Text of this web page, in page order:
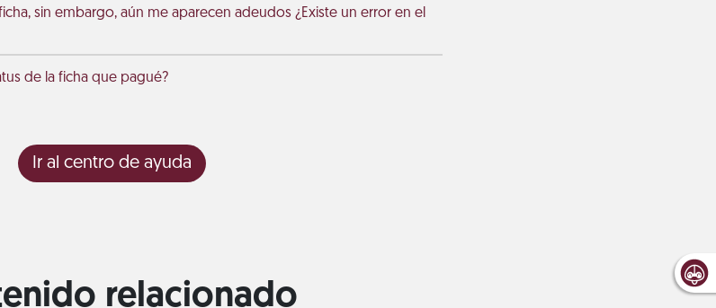
sin embargo, aún me aparecen adeudos ¿Existe un error en el
de la ficha que pagué?
Ir al centro de ayuda
relacionado